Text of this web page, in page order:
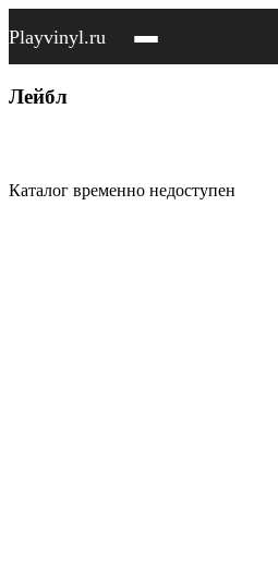
Playvinyl.ru
Лейбл
Каталог временно недоступен